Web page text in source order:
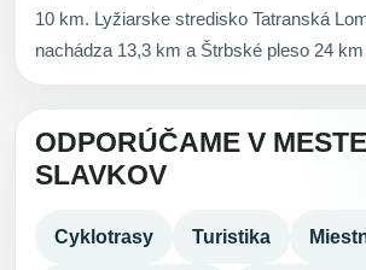
10 km. Lyžiarske stredisko Tatranská
nachádza 13,3 km a Štrbské pleso 24
ODPORÚČAME V
SLAVKOV
Cyklotrasy Turistika